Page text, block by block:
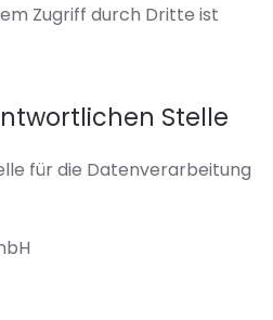
Zugriff durch Dritte ist
Stelle
für die Datenverarbeitung